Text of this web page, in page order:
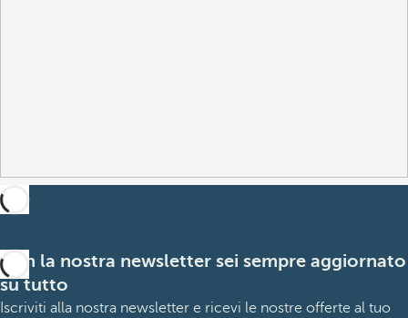
Con la nostra newsletter sei sempre aggiornato
su tutto
Iscriviti alla nostra newsletter e ricevi le nostre offerte al tuo